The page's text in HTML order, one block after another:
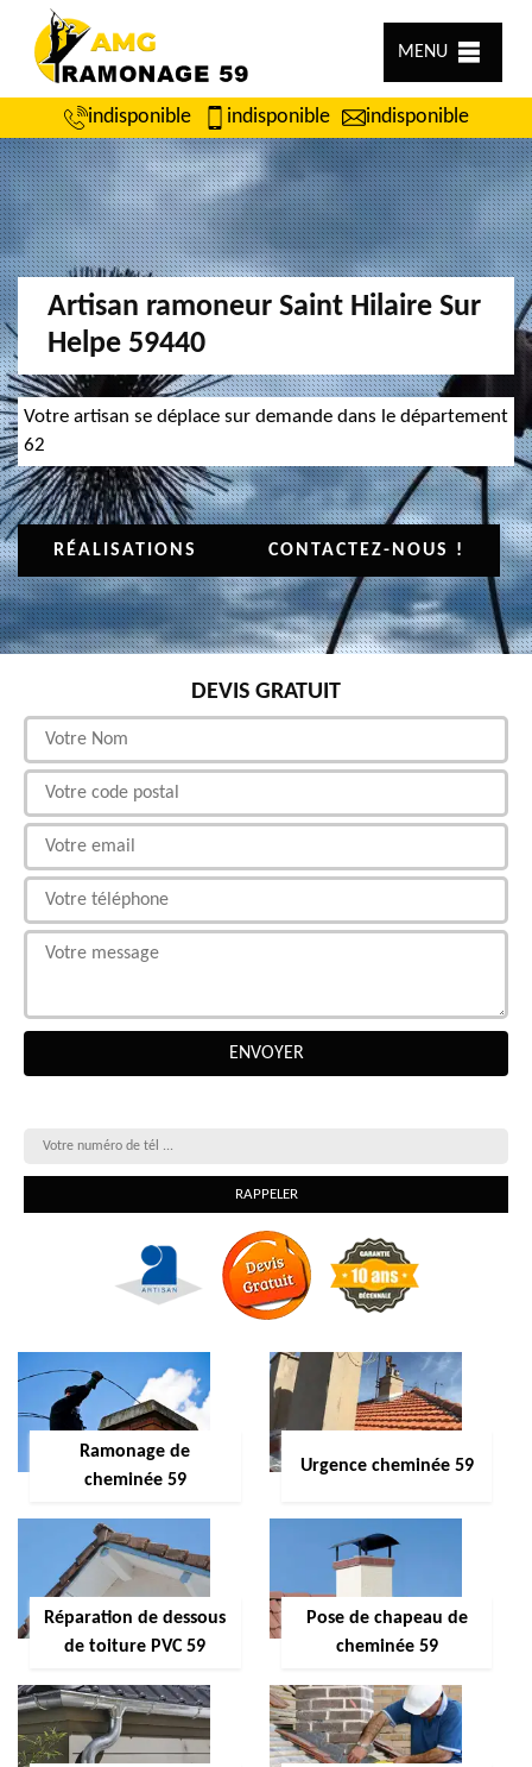
MENU
indisponible indisponible indisponible
Artisan ramoneur Saint Hilaire Sur
Helpe 59440
Votre artisan se déplace sur demande dans le département
62
RÉALISATIONS CONTACTEZ-NOUS !
DEVIS GRATUIT
Ramonage de
cheminée 59
Urgence cheminée 59
Réparation de dessous
de toiture PVC 59
Pose de chapeau de
cheminée 59